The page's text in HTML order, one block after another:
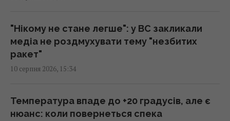
гості
15:40 понеділок, 10 серпня 2026
Простій Червоноградської ЦЗФ залишає
депутат
15:33 понеділок, 10 серпня 2026
"Нікому не стане легше": у ВС закликали
медіа не роздмухувати тему "незбитих
ракет"
10 серпня 2026, 15:34
Температура впаде до +20 градусів, але є
нюанс: коли повернеться спека